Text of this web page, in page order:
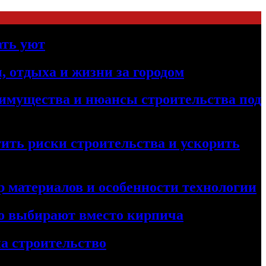
уют
отдыха и жизни за городом
и нюансы строительства под
риски строительства и ускорить
и особенности технологии
выбирают вместо кирпича
строительство